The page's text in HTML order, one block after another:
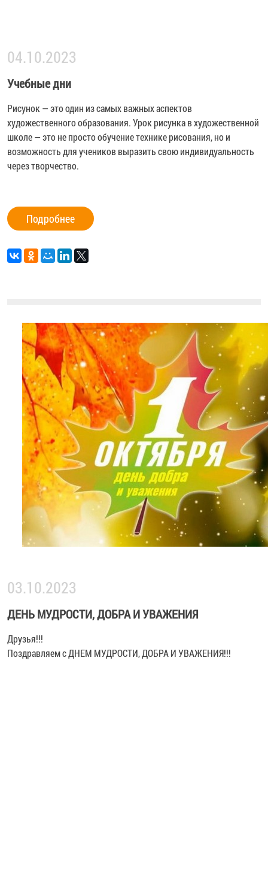
04.10.2023
Учебные дни
Рисунок — это один из самых важных аспектов
художественного образования. Урок рисунка в художественной
школе — это не просто обучение технике рисования, но и
возможность для учеников выразить свою индивидуальность
через творчество.
Подробнее
03.10.2023
ДЕНЬ МУДРОСТИ, ДОБРА И УВАЖЕНИЯ
Друзья!!!
Поздравляем с ДНЕМ МУДРОСТИ, ДОБРА И УВАЖЕНИЯ!!!